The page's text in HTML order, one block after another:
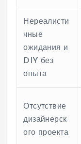
Нереалисти
чные
ожидания и
DIY без
опыта
Отсутствие
дизайнерск
ого проекта